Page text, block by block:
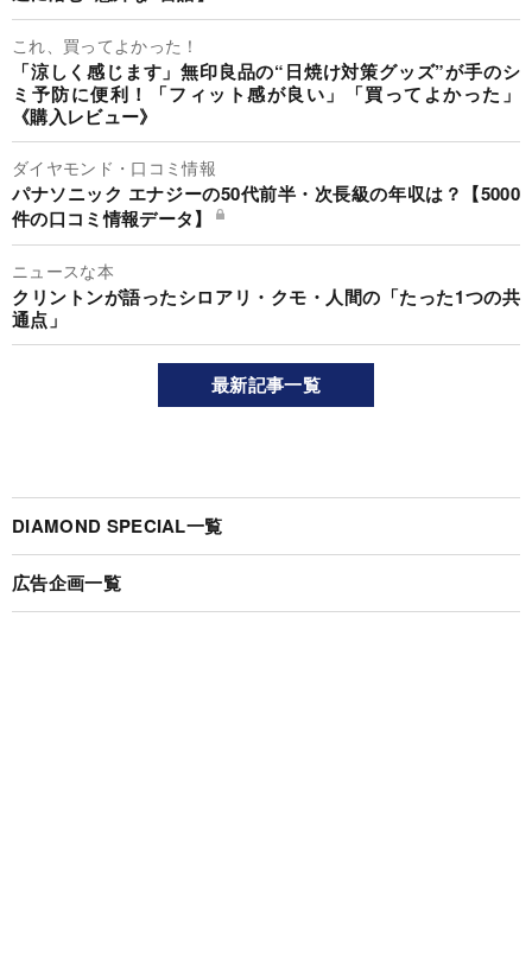
これ、買ってよかった！
「涼しく感じます」無印良品の“日焼け対策グッズ”が手のシ
ミ予防に便利！「フィット感が良い」「買ってよかった」
《購入レビュー》
ダイヤモンド・口コミ情報
パナソニック エナジーの50代前半・次長級の年収は？【5000
件の口コミ情報データ】
ニュースな本
クリントンが語ったシロアリ・クモ・人間の「たった1つの共
通点」
最新記事一覧
DIAMOND SPECIAL一覧
広告企画一覧